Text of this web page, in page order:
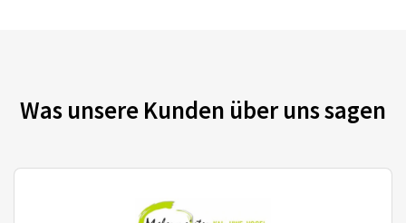
Was unsere Kunden über uns sagen